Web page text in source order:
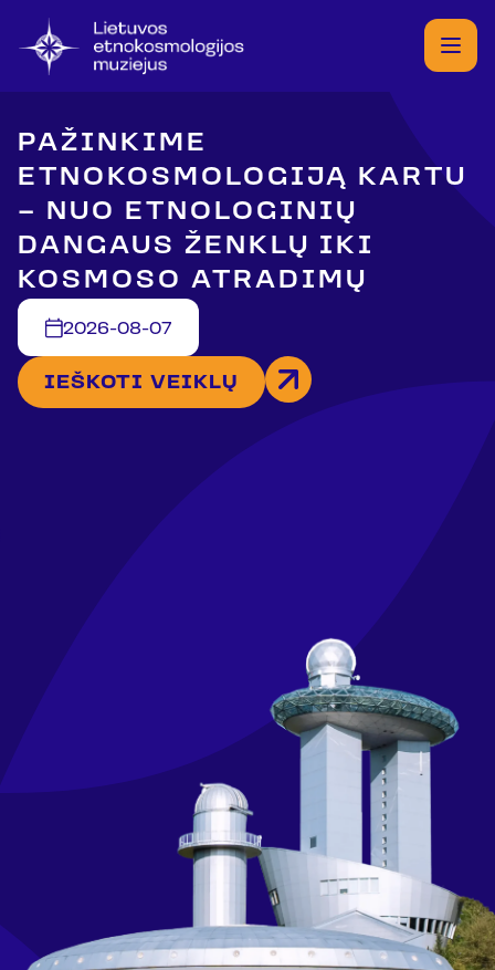
PAŽINKIME
ETNOKOSMOLOGIJĄ KARTU
– NUO ETNOLOGINIŲ
DANGAUS ŽENKLŲ IKI
KOSMOSO ATRADIMŲ
2026-08-07
IEŠKOTI VEIKLŲ